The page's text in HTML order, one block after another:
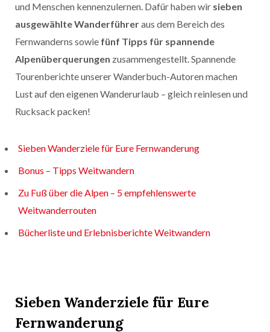
und Menschen kennenzulernen. Dafür haben wir sieben
ausgewählte Wanderführeraus dem Bereich des
Fernwanderns sowie fünf Tipps für spannende
Alpenüberquerungen zusammengestellt. Spannende
Tourenberichte unserer Wanderbuch-Autoren machen
Lust auf den eigenen Wanderurlaub – gleich reinlesen und
Rucksack packen!
Sieben Wanderziele für Eure Fernwanderung
Bonus – Tipps Weitwandern
Zu Fuß über die Alpen – 5 empfehlenswerte
Weitwanderrouten
Bücherliste und Erlebnisberichte Weitwandern
Sieben Wanderziele für Eure
Fernwanderung